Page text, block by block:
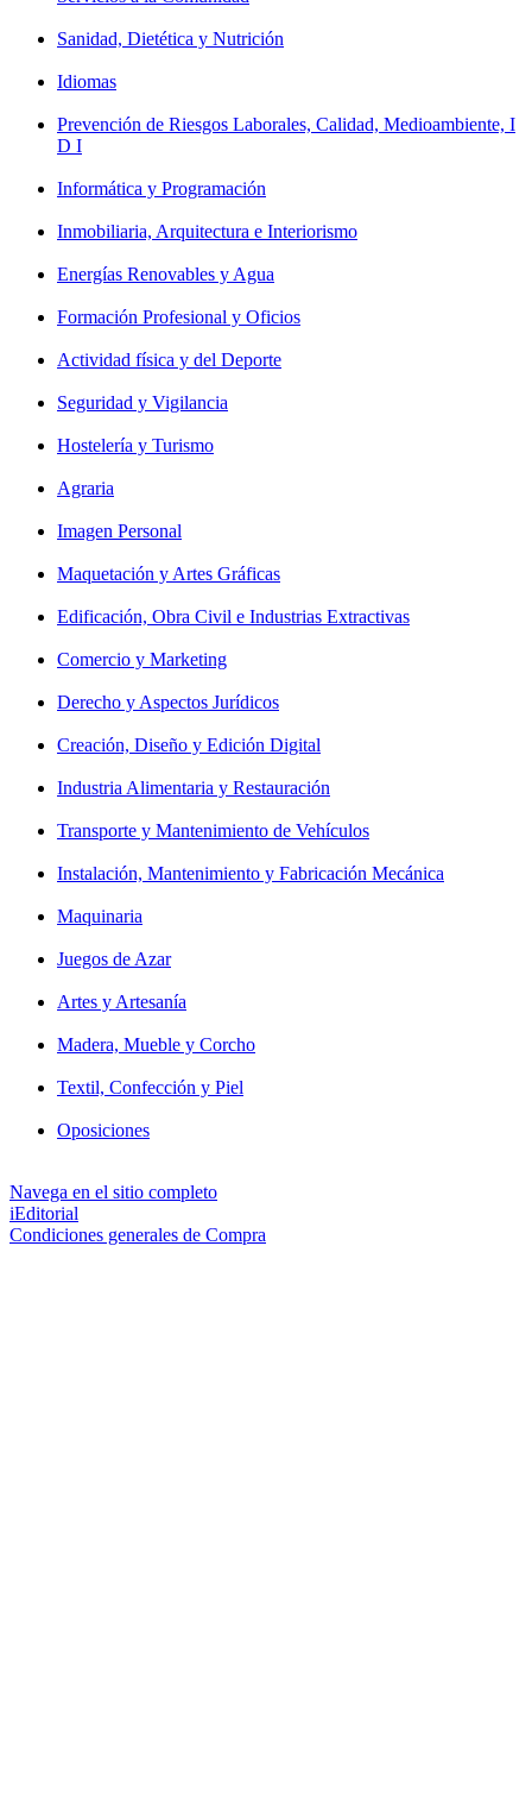
Sanidad, Dietética y Nutrición
Idiomas
Prevención de Riesgos Laborales, Calidad, Medioambiente, I
D I
Informática y Programación
Inmobiliaria, Arquitectura e Interiorismo
Energías Renovables y Agua
Formación Profesional y Oficios
Actividad física y del Deporte
Seguridad y Vigilancia
Hostelería y Turismo
Agraria
Imagen Personal
Maquetación y Artes Gráficas
Edificación, Obra Civil e Industrias Extractivas
Comercio y Marketing
Derecho y Aspectos Jurídicos
Creación, Diseño y Edición Digital
Industria Alimentaria y Restauración
Transporte y Mantenimiento de Vehículos
Instalación, Mantenimiento y Fabricación Mecánica
Maquinaria
Juegos de Azar
Artes y Artesanía
Madera, Mueble y Corcho
Textil, Confección y Piel
Oposiciones
Navega en el sitio completo
iEditorial
Condiciones generales de Compra